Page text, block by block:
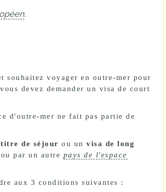
.
souhaitez voyager en outre-mer pour
devez demander un visa de court
d'outre-mer ne fait pas partie de
titre de séjour ou un visa de long
par un autre pays de l'espace
aux 3 conditions suivantes :